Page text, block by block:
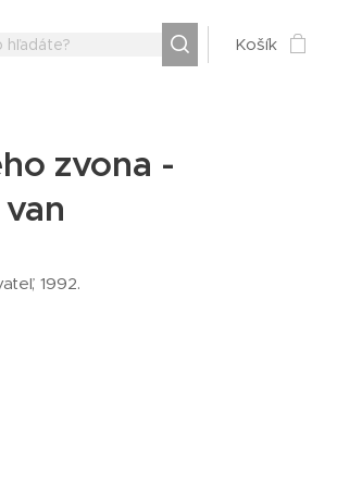
Košík
zvona -
1992.